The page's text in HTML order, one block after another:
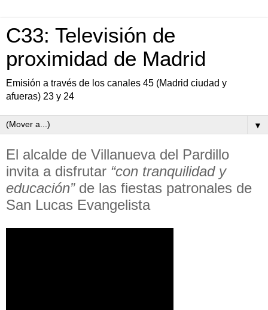
C33: Televisión de
proximidad de Madrid
Emisión a través de los canales 45 (Madrid ciudad y
afueras) 23 y 24
▼
El alcalde de Villanueva del Pardillo
invita a disfrutar “con tranquilidad y
educación”de las fiestas patronales de
San Lucas Evangelista